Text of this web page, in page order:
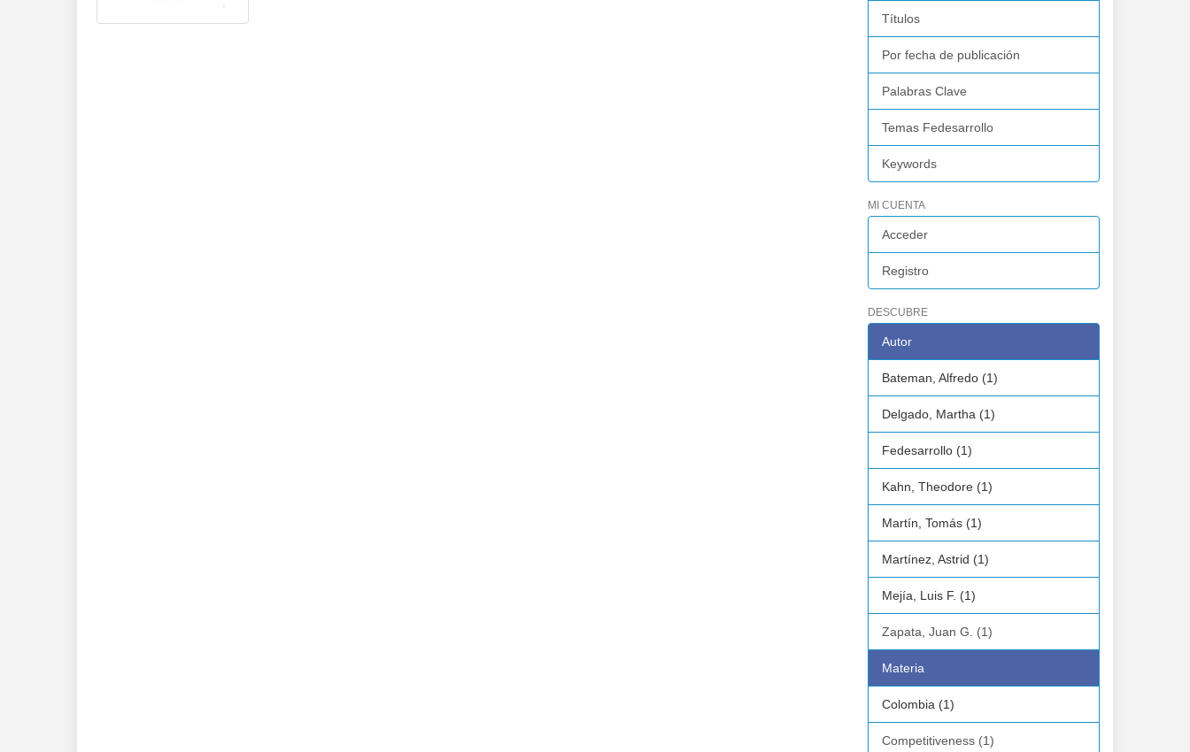
Títulos
Por fecha de publicación
Palabras Clave
Temas Fedesarrollo
Keywords
MI CUENTA
Acceder
Registro
DESCUBRE
Autor
Bateman, Alfredo (1)
Delgado, Martha (1)
Fedesarrollo (1)
Kahn, Theodore (1)
Martín, Tomás (1)
Martínez, Astrid (1)
Mejía, Luis F. (1)
Zapata, Juan G. (1)
Materia
Colombia (1)
Competitiveness (1)